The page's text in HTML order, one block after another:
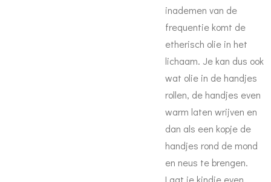
inademen van de
frequentie komt de
etherisch olie in het
lichaam. Je kan dus ook
wat olie in de handjes
rollen, de handjes even
warm laten wrijven en
dan als een kopje de
handjes rond de mond
en neus te brengen.
Laat je kindje even